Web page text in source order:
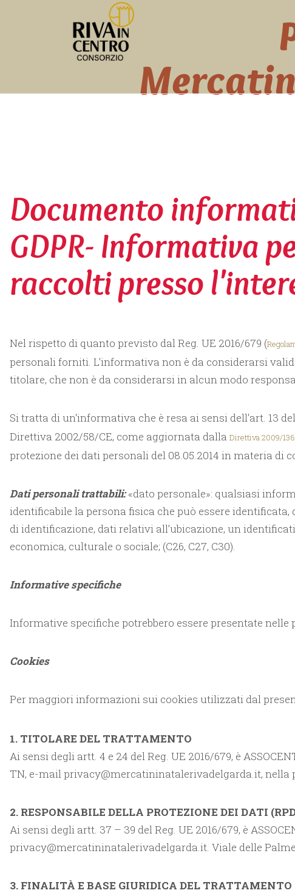
Documento
GDPR- Informativa
raccolti presso
Nel rispetto di quanto previsto dal Reg. UE 2016/679 (
personali forniti. L'informativa non è da considerarsi
titolare, che non è da considerarsi in alcun modo
Si tratta di un'informativa che è resa ai sensi dell'art. 13
Direttiva 2002/58/CE, come aggiornata dalla Direttiva 2009/
protezione dei dati personali del 08.05.2014 in materia di
Dati personali trattabili:«dato personale»: qualsiasi
identificabile la persona fisica che può essere
di identificazione, dati relativi all’ubicazione, un
economica, culturale o sociale; (C26, C27, C30).
Informative specifiche
Informative specifiche potrebbero essere presentate
Cookies
Per maggiori informazioni sui cookies utilizzati dal
1. TITOLARE DEL TRATTAMENTO
Ai sensi degli artt. 4 e 24 del Reg. UE 2016/679, è
TN, e-mail privacy@mercatininatalerivadelgarda.it, nella
2. RESPONSABILE DELLA PROTEZIONE DEI DATI
Ai sensi degli artt. 37 – 39 del Reg. UE 2016/679, è
privacy@mercatininatalerivadelgarda.it. Viale delle
3. FINALITÀ E BASE GIURIDICA DEL TRATTAMENTO